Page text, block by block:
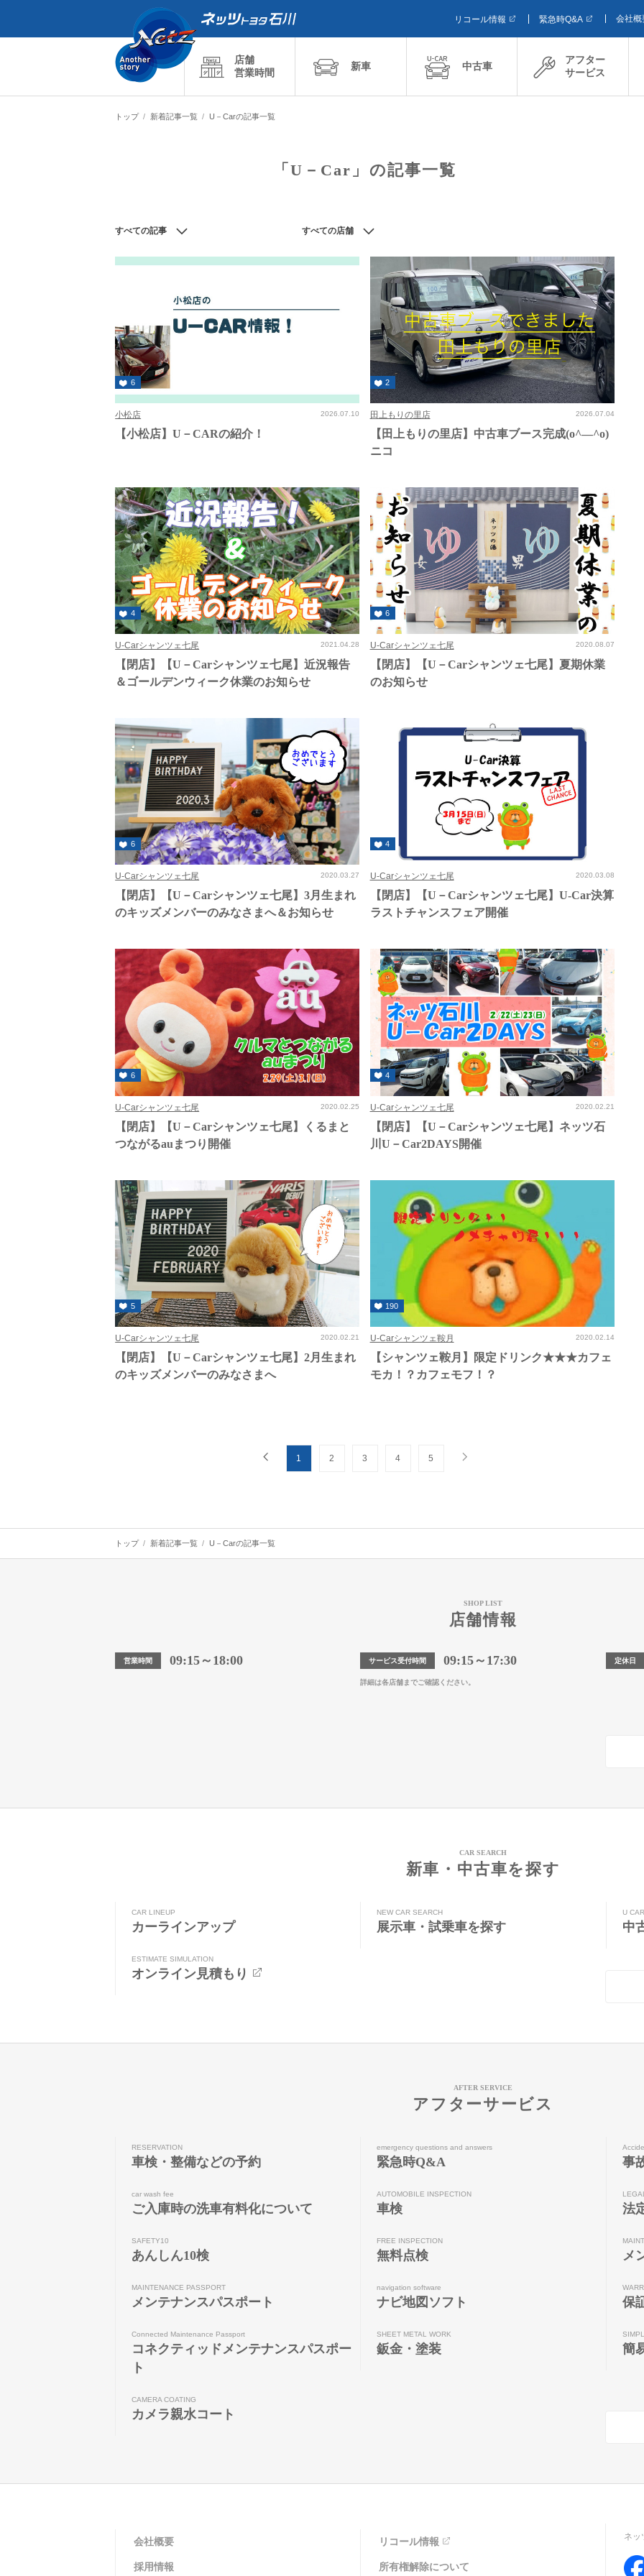
リコール情報 緊急時Q&A 会社概
店舗
営業時間
新車 中古車
アフター
サービス
トップ 新着記事一覧 U－Carの記事一覧
「U－Car」の記事一覧
すべての記事 すべての店舗
6
小松店 2026.07.10
【小松店】U－CARの紹介！
2
田上もりの里店 2026.07.04
【田上もりの里店】中古車ブース完成(o^―^o)
ニコ
4
U-Carシャンツェ七尾 2021.04.28
【閉店】【U－Carシャンツェ七尾】近況報告
＆ゴールデンウィーク休業のお知らせ
6
U-Carシャンツェ七尾 2020.08.07
【閉店】【U－Carシャンツェ七尾】夏期休業
のお知らせ
6
U-Carシャンツェ七尾 2020.03.27
【閉店】【U－Carシャンツェ七尾】3月生まれ
のキッズメンバーのみなさまへ＆お知らせ
4
U-Carシャンツェ七尾 2020.03.08
【閉店】【U－Carシャンツェ七尾】U-Car決算
ラストチャンスフェア開催
6
U-Carシャンツェ七尾 2020.02.25
【閉店】【U－Carシャンツェ七尾】くるまと
つながるauまつり開催
4
U-Carシャンツェ七尾 2020.02.21
【閉店】【U－Carシャンツェ七尾】ネッツ石
川U－Car2DAYS開催
5
U-Carシャンツェ七尾 2020.02.21
【閉店】【U－Carシャンツェ七尾】2月生まれ
のキッズメンバーのみなさまへ
190
U-Carシャンツェ鞍月 2020.02.14
【シャンツェ鞍月】限定ドリンク★★★カフェ
モカ！？カフェモフ！？
1 2 3 4 5
トップ 新着記事一覧 U－Carの記事一覧
SHOP LIST
店舗情報
営業時間 09:15～18:00 サービス受付時間 09:15～17:30
詳細は各店舗までご確認ください。
定休日
CAR SEARCH
新車・中古車を探す
CAR LINEUP
カーラインアップ
NEW CAR SEARCH
展示車・試乗車を探す
U
中
ESTIMATE SIMULATION
オンライン見積もり
AFTER SERVICE
アフターサービス
RESERVATION
車検・整備などの予約
emergency questions and answers
緊急時Q&A 事
car wash fee
ご入庫時の洗車有料化について
AUTOMOBILE INSPECTION
車検 法
SAFETY10
あんしん10検
FREE INSPECTION
無料点検 メ
MAINTENANCE PASSPORT
メンテナンスパスポート
navigation software
ナビ地図ソフト 保
Connected Maintenance Passport
コネクティッドメンテナンスパスポー
ト
SHEET METAL WORK
鈑金・塗装 簡
CAMERA COATING
カメラ親水コート
会社概要 リコール情報
採用情報 所有権解除について
ネッ